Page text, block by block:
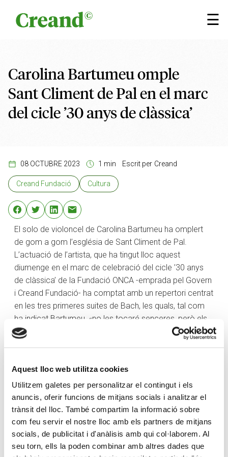
Aquest lloc web utilitza cookies
Utilitzem galetes per personalitzar el contingut i els
anuncis, oferir funcions de mitjans socials i analitzar el
trànsit del lloc. També compartim la informació sobre
com feu servir el nostre lloc amb els partners de mitjans
socials, de publicitat i d'anàlisis amb qui col·laborem. Al
seu torn, ells la poden combinar amb altres dades que
☰
×
Carolina Bartumeu omple
Sant Climent de Pal en el marc
del cicle ’30 anys de clàssica’
08 OCTUBRE 2023 1 min Escrit per Creand
Creand Fundació Cultura
El solo de violoncel de Carolina Bartumeu ha omplert
de gom a gom l’església de Sant Climent de Pal.
L’actuació de l’artista, que ha tingut lloc aquest
diumenge en el marc de celebració del cicle ’30 anys
de clàssica’ de la Fundació ONCA -emprada pel Govern
i Creand Fundació- ha comptat amb un repertori centrat
en les tres primeres suites de Bach, les quals, tal com
ha indicat Bartumeu, «no les tocaré senceres, però els
assistents gaudiran d’algunes danses de cada suite».
«significatives» per a violoncel, com són el
ocell» i el cant dels ocells com «un petit homenatge a
Pau Casals». En relació amb l’actuació de l’artista a
l’església, Bartumeu ha manifestat que «sempre
m’agrada tocar a Andorra, sempre és un plaer» perquè
«em sento molt d’aquí, però no hi visc». Així doncs, ha
ressaltat la bona acústica de l’indret, asseverant que